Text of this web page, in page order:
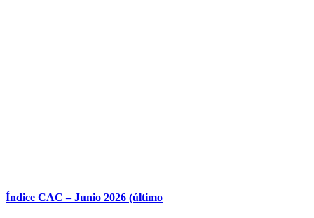
Índice CAC – Junio 2026 (último